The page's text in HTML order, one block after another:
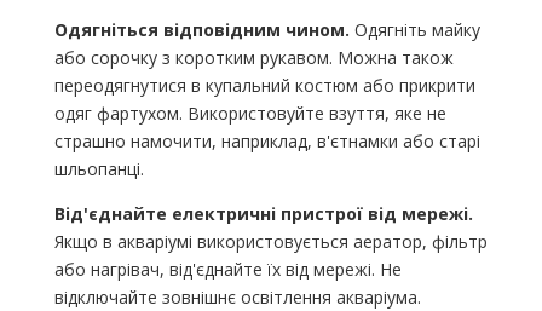
Одягніться відповідним чином. Одягніть майку
або сорочку з коротким рукавом. Можна також
переодягнутися в купальний костюм або прикрити
одяг фартухом. Використовуйте взуття, яке не
страшно намочити, наприклад, в'єтнамки або старі
шльопанці.
Від'єднайте електричні пристрої від мережі.
Якщо в акваріумі використовується аератор, фільтр
або нагрівач, від'єднайте їх від мережі. Не
відключайте зовнішнє освітлення акваріума.